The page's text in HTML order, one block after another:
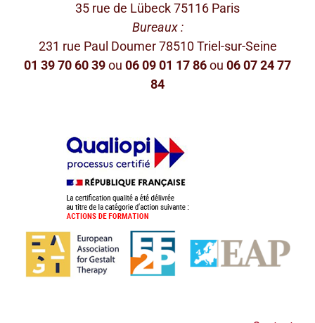
35 rue de Lübeck 75116 Paris
Bureaux :
231 rue Paul Doumer 78510 Triel-sur-Seine
01 39 70 60 39ou 06 09 01 17 86ou 06 07 24 77
84